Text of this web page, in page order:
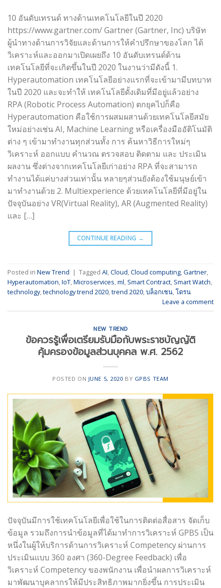
10 อันดับเทรนด์ ทางด้านเทคโนโลยีในปี 2020
https://www.gartner.com/ Gartner (Gartner, Inc) บริษัท
ผู้นำทางด้านการวิจัยและด้านการให้คำปรึกษาของโลก ได้
วิเคราะห์และออกมาเปิดเผยถึง 10 อันดับเทรนด์ด้าน
เทคโนโลยีที่จะเกิดขึ้นในปี 2020 ในงานว่ามีดังนี้ 1.
Hyperautomation เทคโนโลยีอย่างแรกที่จะเข้ามามีบทบาท
ในปี 2020 และจะทำให้ เทคโนโลยีดั้งเดิมที่มีอยู่แล้วอย่าง
RPA (Robotic Process Automation) ตกยุคไปก็คือ
Hyperautomation คือใช้การผสมผสานด้วยเทคโนโลยีสมัย
ใหม่อย่างเช่น AI, Machine Learning หรือเครื่องมืออัติโนมัติ
ต่าง ๆ เข้ามาทำงานทุกส่วนทั้ง การ ค้นหาวิธีการใหม่ๆ
วิเคราะห์ ออกแบบ คำนวณ ตรวจสอบ ติดตาม และ ประเมิน
ผลงาน ซึ่งต่างจากเทคโนโลยีเก่าอย่าง RPA ที่จะสามารถ
ทำงานได้แค่บางส่วนเท่านั้น หลายๆส่วนยังต้องใช้มนุษย์เข้า
มาทำงานด้วย 2. Multiexperience ด้วยเทคโนโลยีที่มีอยู่ใน
ปัจจุบันอย่าง VR(Virtual Reality), AR (Augmented Reality)
และ […]
CONTINUE READING →
Posted in New Trend | Tagged AI,Cloud,Cloud computing,Gartner,
Hyperautomation,IoT,Microservices,ml, Smart Contract, Smart Watch,
technology,technology trend 2020,trend 2020,บล็อกเชน,โดรน
Leave a comment
NEW TREND
ข้อควรรู้เพื่อเตรียมรับมือกับพระราชบัญญัติ
คุ้มครองข้อมูลส่วนบุคคล พ.ศ. 2562
POSTED ON JUNE 5, 2020 BY GPBS TEAM
ปัจจุบันมีการใช้เทคโนโลยีเพื่อใช้ในการติดต่อสื่อสาร จัดเก็บ
ข้อมูล รวมถึงการนำข้อมูลที่ได้มาทำการวิเคราะห์ GPBS เป็น
หนึ่งในผู้ให้บริการด้านการวิเคราะห์ Competency ผ่านการ
ประเมินแบบ 360 องศา (360-Degree Feedback) เพื่อ
วิเคราะห์ Competency ของพนักงาน เพื่อนำผลการวิเคราะห์
มาพัฒนาบุคลากรให้มีประสิทธิภาพมากยิ่งขึ้น การประเมิน